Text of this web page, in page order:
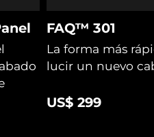
FAQ™ 301
La forma más
lucir un nuevo
US$ 299